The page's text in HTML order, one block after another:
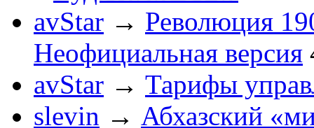
avStar → Революция
Неофициальная версия
avStar → Тарифы
slevin → Абхазский